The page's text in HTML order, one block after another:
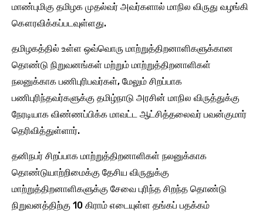
மாண்புமிகு தமிழக முதல்வர் அவர்களால் மாநில விருது வழங்கி
கௌரவிக்கப்படவுள்ளது.
தமிழகத்தில் உள்ள ஒவ்வொரு மாற்றுத்திறனாளிகளுக்கான
தொண்டு நிறுவனங்கள் மற்றும் மாற்றுத்திறனாளிகள்
நலனுக்காக பணிபுரிபவர்கள், மேலும் சிறப்பாக
பணிபுரிந்தவர்களுக்கு தமிழ்நாடு அரசின் மாநில விருத்துக்கு
நேரடியாக விண்ணப்பிக்க மாவட்ட ஆட்சித்தலைவர் பவன்குமார்
தெரிவித்துள்ளார்.
தனிநபர் சிறப்பாக மாற்றுத்திறனாளிகள் நலனுக்காக
தொண்டுயாற்றிமைக்கு தேசிய விருதுக்கு
மாற்றுத்திறனாளிகளுக்கு சேவை புரிந்த சிறந்த தொண்டு
நிறுவனத்திற்கு 10 கிராம் எடையுள்ள தங்கப் பதக்கம்